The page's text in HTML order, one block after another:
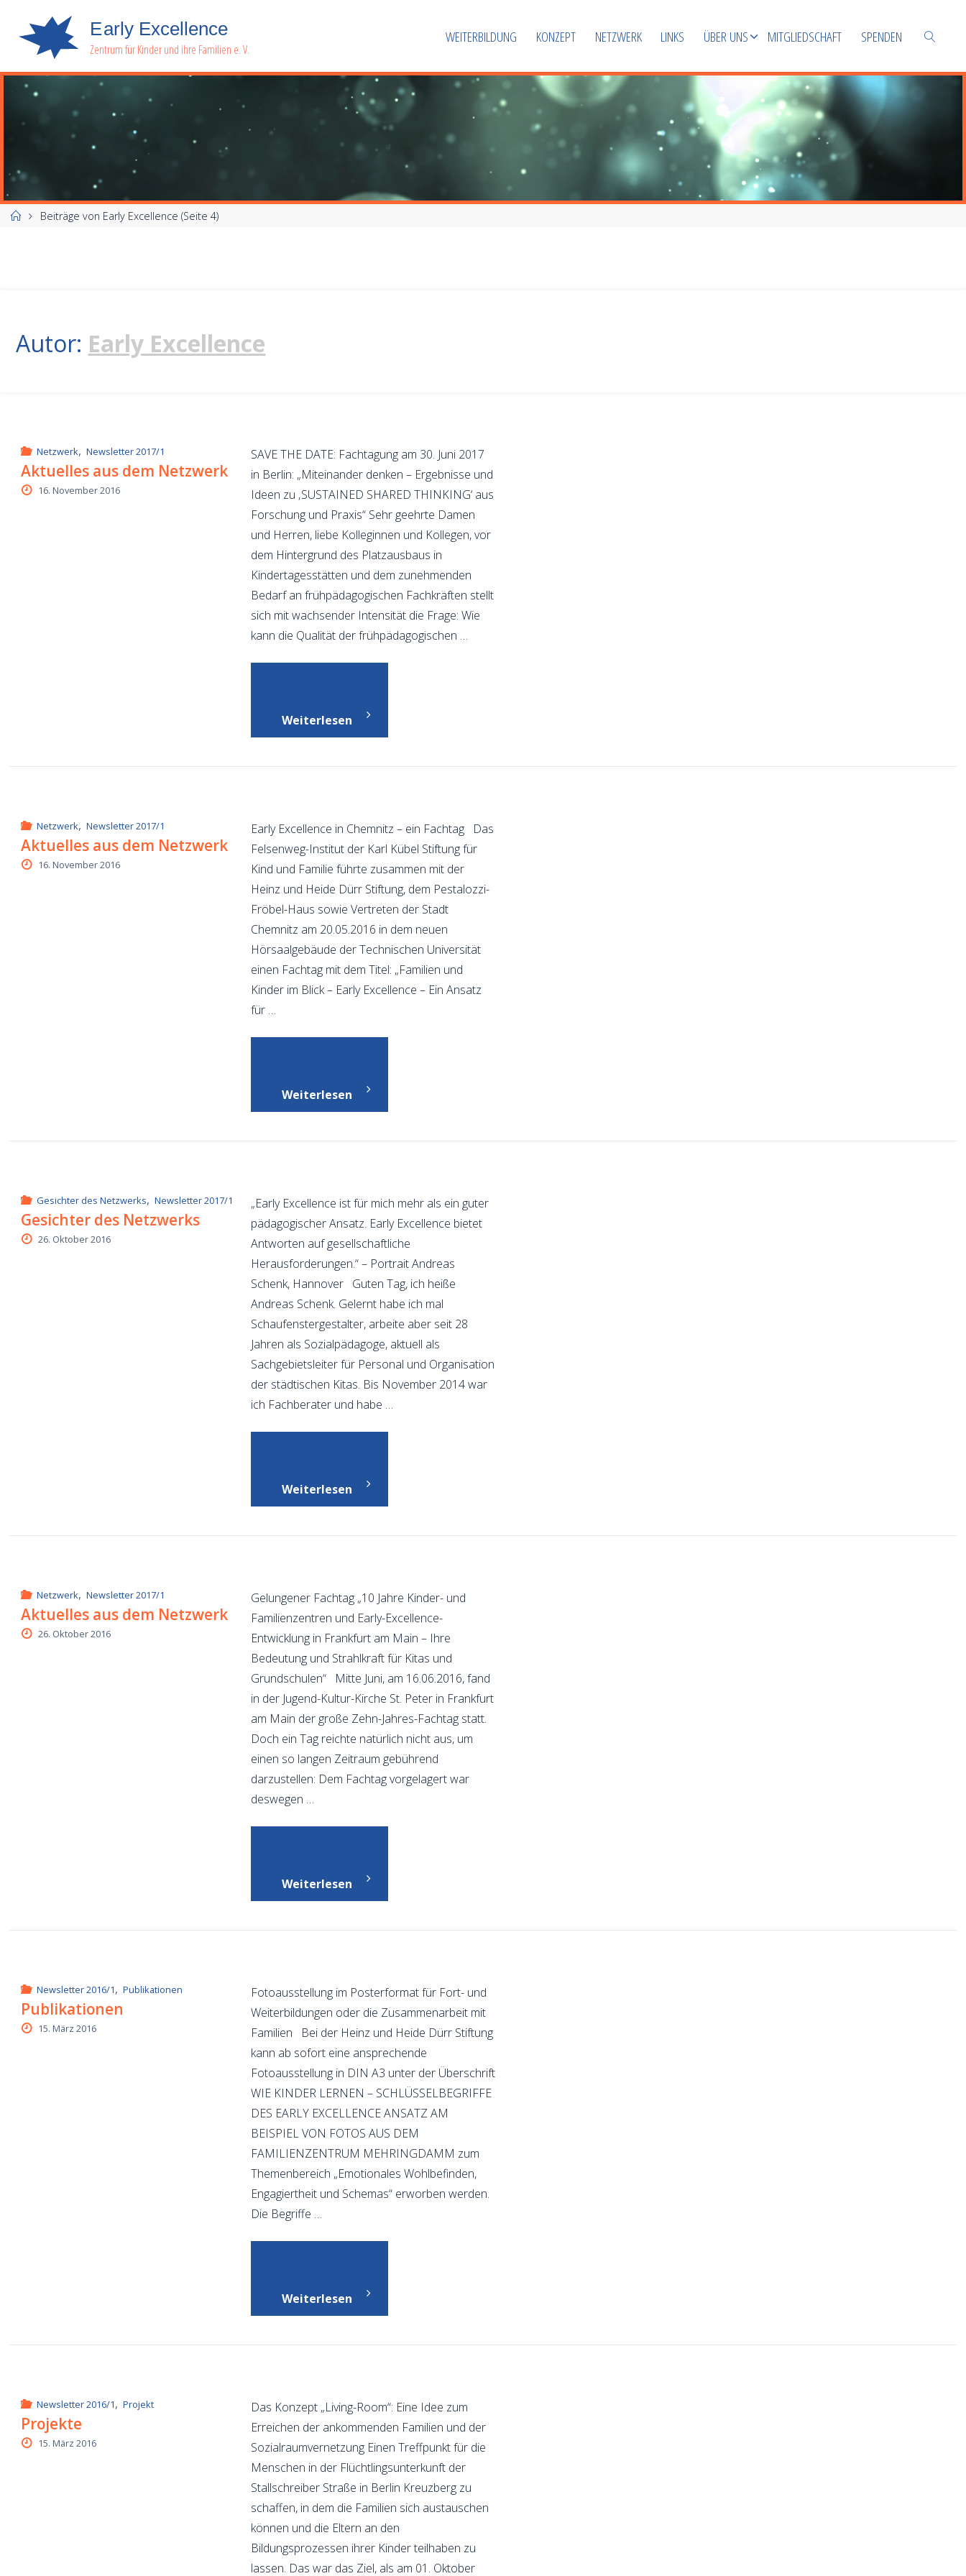
Ear ly Exce ence
Zentrum für Kinder und ihre Familien e. V.
WEITERBILDUNG KONZEPT NETZWERK LINKS ÜBER UNS MITGLIEDSCHAFT SPENDEN
SUCHEN
StartBeiträge von Early Excellence (Seite 4)
Autor: Early Excellence
Netzwerk, Newsletter 2017/1
Aktuelles aus dem Netzwerk
16. November 2016
SAVE THE DATE: Fachtagung am 30. Juni 2017
in Berlin: „Miteinander denken – Ergebnisse und
Ideen zu ‚SUSTAINED SHARED THINKING‘ aus
Forschung und Praxis“ Sehr geehrte Damen
und Herren, liebe Kolleginnen und Kollegen, vor
dem Hintergrund des Platzausbaus in
Kindertagesstätten und dem zunehmenden
Bedarf an frühpädagogischen Fachkräften stellt
sich mit wachsender Intensität die Frage: Wie
kann die Qualität der frühpädagogischen …
Weiterlesen aus
Netzwerk, Newsletter 2017/1
Aktuelles aus dem Netzwerk
16. November 2016
Early Excellence in Chemnitz – ein Fachtag Das
Felsenweg-Institut der Karl Kübel Stiftung für
Kind und Familie führte zusammen mit der
Heinz und Heide Dürr Stiftung, dem Pestalozzi-
Fröbel-Haus sowie Vertreten der Stadt
Chemnitz am 20.05.2016 in dem neuen
Hörsaalgebäude der Technischen Universität
einen Fachtag mit dem Titel: „Familien und
Kinder im Blick – Early Excellence – Ein Ansatz
für …
Weiterlesen aus
Gesichter des Netzwerks, Newsletter 2017/1
Gesichter des Netzwerks
26. Oktober 2016
„Early Excellence ist für mich mehr als ein guter
pädagogischer Ansatz. Early Excellence bietet
Antworten auf gesellschaftliche
Herausforderungen.“ – Portrait Andreas
Schenk, Hannover Guten Tag, ich heiße
Andreas Schenk. Gelernt habe ich mal
Schaufenstergestalter, arbeite aber seit 28
Jahren als Sozialpädagoge, aktuell als
Sachgebietsleiter für Personal und Organisation
der städtischen Kitas. Bis November 2014 war
ich Fachberater und habe …
Weiterlesen des
Netzwerk, Newsletter 2017/1
Aktuelles aus dem Netzwerk
26. Oktober 2016
Gelungener Fachtag „10 Jahre Kinder- und
Familienzentren und Early-Excellence-
Entwicklung in Frankfurt am Main – Ihre
Bedeutung und Strahlkraft für Kitas und
Grundschulen“ Mitte Juni, am 16.06.2016, fand
in der Jugend-Kultur-Kirche St. Peter in Frankfurt
am Main der große Zehn-Jahres-Fachtag statt.
Doch ein Tag reichte natürlich nicht aus, um
einen so langen Zeitraum gebührend
darzustellen: Dem Fachtag vorgelagert war
deswegen …
Weiterlesen aus
Newsletter 2016/1, Publikationen
Publikationen
15. März 2016
Fotoausstellung im Posterformat für Fort- und
Weiterbildungen oder die Zusammenarbeit mit
Familien Bei der Heinz und Heide Dürr Stiftung
kann ab sofort eine ansprechende
Fotoausstellung in DIN A3 unter der Überschrift
WIE KINDER LERNEN – SCHLÜSSELBEGRIFFE
DES EARLY EXCELLENCE ANSATZ AM
BEISPIEL VON FOTOS AUS DEM
FAMILIENZENTRUM MEHRINGDAMM zum
Themenbereich „Emotionales Wohlbefinden,
Engagiertheit und Schemas“ erworben werden.
Die Begriffe …
Weiterlesen
Newsletter 2016/1, Projekt
Projekte
15. März 2016
Das Konzept „Living-Room“: Eine Idee zum
Erreichen der ankommenden Familien und der
Sozialraumvernetzung Einen Treffpunkt für die
Menschen in der Flüchtlingsunterkunft der
Stallschreiber Straße in Berlin Kreuzberg zu
schaffen, in dem die Familien sich austauschen
können und die Eltern an den
Bildungsprozessen ihrer Kinder teilhaben zu
lassen. Das war das Ziel, als am 01. Oktober